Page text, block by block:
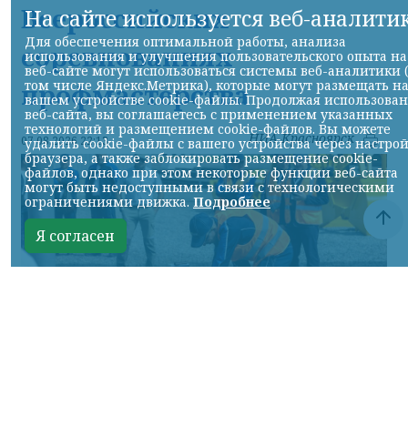
Всероссийских
соревнованиях
профмастерства
07.08.2026 22:13 НИА-Красноярск
На сайте используется веб-
Для обеспечения оптимальной работы, анализа
использования и улучшения пользовательского опыта на
веб-сайте могут использоваться системы веб-аналитики
том числе Яндекс.Метрика), которые могут размещать на
вашем устройстве cookie-файлы. Продолжая
веб-сайта, вы соглашаетесь с применением указанных
технологий и размещением cookie-файлов. Вы можете
удалить cookie-файлы с вашего устройства через
браузера, а также заблокировать размещение cookie-
файлов, однако при этом некоторые функции веб-сайта
могут быть недоступными в связи с технологическими
ограничениями движка. Подробнее
Я согласен